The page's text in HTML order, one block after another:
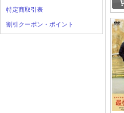
特定商取引表
割引クーポン・ポイント